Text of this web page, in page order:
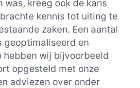
was, kreeg ook de kans
kennis tot uiting te
zaken. Een aantal
geoptimaliseerd en
hebben wij bijvoorbeeld
opgesteld met onze
adviezen over onder